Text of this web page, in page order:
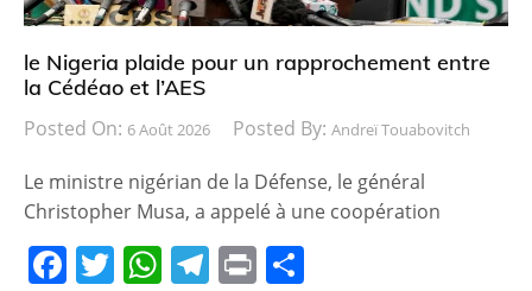
le Nigeria plaide pour un rapprochement entre
la Cédéao et l’AES
Posted On: 6 Août 2026 Posted By: Andreï Touabovitch
Le ministre nigérian de la Défense, le général
Christopher Musa, a appelé à une coopération
F T W T Pr